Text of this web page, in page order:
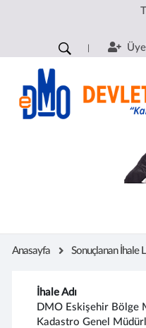
Anasayfa Sonuçlanan İhale
İhale Adı
DMO Eskişehir Bölge
Kadastro Genel